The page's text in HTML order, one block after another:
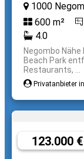
1000
600 m²
4.0
Negombo
Beach Park
Restaurants, ...
Privatanbieter in
123.000 €